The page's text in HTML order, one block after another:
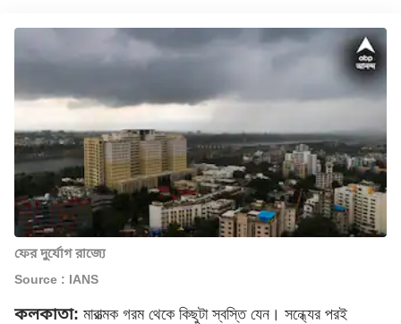
ফের দুর্যোগ রাজ্যে
Source : IANS
কলকাতা: মারাত্মক গরম থেকে কিছুটা স্বস্তি যেন। সন্ধ্যের পরই